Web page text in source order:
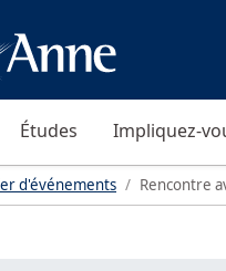
Études Impliquez-
d'événements Rencontre